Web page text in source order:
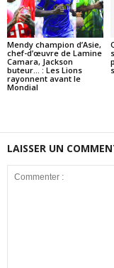
Mendy champion d’Asie,
chef-d’œuvre de Lamine
Camara, Jackson
buteur… : Les Lions
rayonnent avant le
Mondial
LAISSER UN